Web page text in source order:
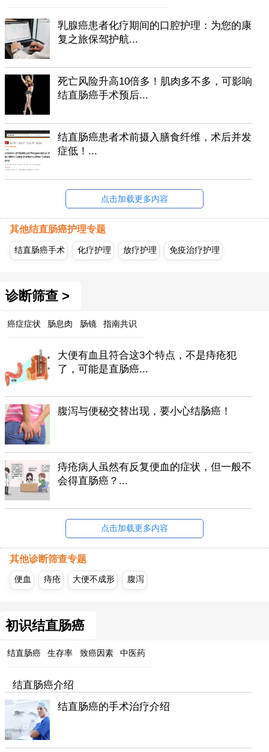
乳腺癌患者化疗期间的口腔护理：为您的康
复之旅保驾护航...
死亡风险升高10倍多！肌肉多不多，可影响
结直肠癌手术预后...
结直肠癌患者术前摄入膳食纤维，术后并发
症低！...
点击加载更多内容
其他结直肠癌护理专题
结直肠癌手术 化疗护理 放疗护理 免疫治疗护理
诊断筛查 >
癌症症状 肠息肉 肠镜 指南共识
大便有血且符合这3个特点，不是痔疮犯
了，可能是直肠癌...
腹泻与便秘交替出现，要小心结肠癌！
痔疮病人虽然有反复便血的症状，但一般不
会得直肠癌？...
点击加载更多内容
其他诊断筛查专题
便血 痔疮 大便不成形 腹泻
初识结直肠癌
结直肠癌 生存率 致癌因素 中医药
结直肠癌介绍
结直肠癌的手术治疗介绍